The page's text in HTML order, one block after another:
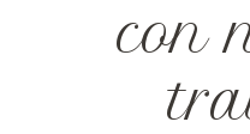
con